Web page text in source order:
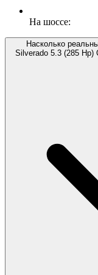
На шоссе:
Насколько
Silverado 5.3 (285 Hp)